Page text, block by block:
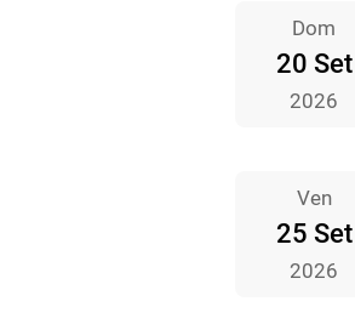
Dom
20 Set
2026
Ven
25 Set
2026